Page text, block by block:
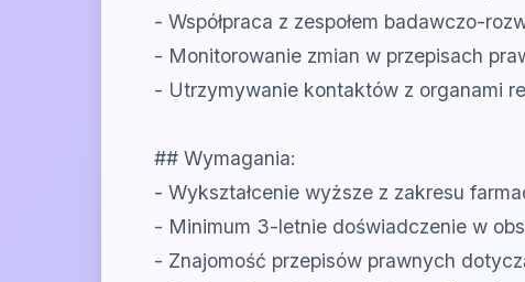
- Współpraca z zespołem badawczo-
- Monitorowanie zmian w przepisach
- Utrzymywanie kontaktów z organami
## Wymagania:
- Wykształcenie wyższe z zakresu
- Minimum 3-letnie doświadczenie w
- Znajomość przepisów prawnych